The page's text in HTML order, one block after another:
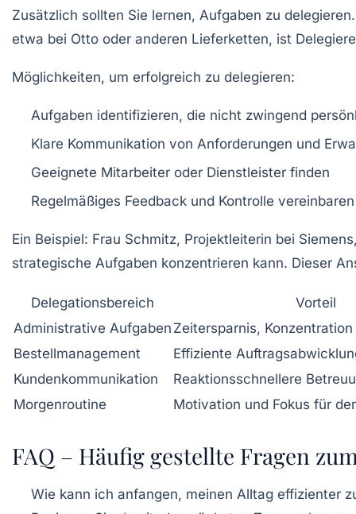
Zusätzlich sollten Sie lernen, Aufgaben zu
etwa bei Otto oder anderen Lieferketten, ist
Möglichkeiten, um erfolgreich zu delegieren:
Aufgaben identifizieren, die nicht zwingend
Klare Kommunikation von Anforderungen und
Geeignete Mitarbeiter oder Dienstleister finden
Regelmäßiges Feedback und Kontrolle vereinbaren
Ein Beispiel: Frau Schmitz, Projektleiterin bei
strategische Aufgaben konzentrieren kann. Dieser
Delegationsbereich
Vorteil
Administrative Aufgaben Zeitersparnis,
Bestellmanagement
Effiziente
Kundenkommunikation
Reaktionsschnellere
Morgenroutine
Motivation und Fokus für
FAQ – Häufig gestellte Fragen
Wie kann ich anfangen, meinen Alltag effizienter